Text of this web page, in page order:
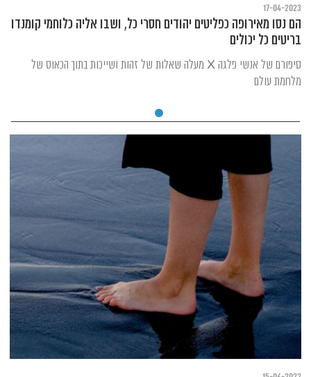
17-04-2023
הם נסו מאירופה כפליטים יהודים חסרי כל, ושבו אליה כלוחמי קומנדו
בריטים כל יכולים
סיפורם של אנשי פלגה X מעלה שאלות של זהות ושייכות בתוך הכאוס של
מלחמת עולם